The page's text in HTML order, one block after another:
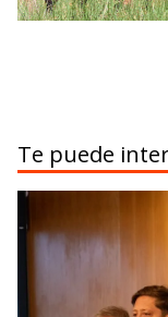
Te puede